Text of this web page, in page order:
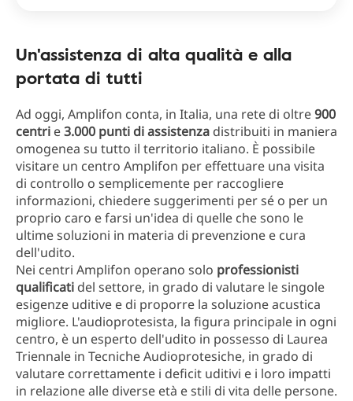
Un'assistenza di alta qualità e alla
portata di tutti
Ad oggi, Amplifon conta, in Italia, una rete di oltre900
centri e3.000 punti di assistenza distribuiti in maniera
omogenea su tutto il territorio italiano. È possibile
visitare un centro Amplifon per effettuare una visita
di controllo o semplicemente per raccogliere
informazioni, chiedere suggerimenti per sé o per un
proprio caro e farsi un'idea di quelle che sono le
ultime soluzioni in materia di prevenzione e cura
dell'udito.
Nei centri Amplifon operano solo professionisti
qualificati del settore, in grado di valutare le singole
esigenze uditive e di proporre la soluzione acustica
migliore. L'audioprotesista, la figura principale in ogni
centro, è un esperto dell'udito in possesso di Laurea
Triennale in Tecniche Audioprotesiche, in grado di
valutare correttamente i deficit uditivi e i loro impatti
in relazione alle diverse età e stili di vita delle persone.